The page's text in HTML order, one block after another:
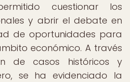
cuestionar los
y abrir el debate en
de oportunidades para
económico. A través
de casos históricos y
se ha evidenciado la